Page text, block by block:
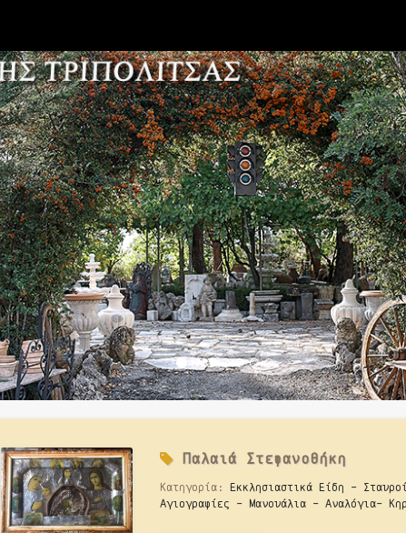
ΠαλαιάΣτεφανοθήκη
Κατηγορία: Εκκλησιαστικά Είδη -
Αγιογραφίες - Μανουάλια - Αναλόγια-